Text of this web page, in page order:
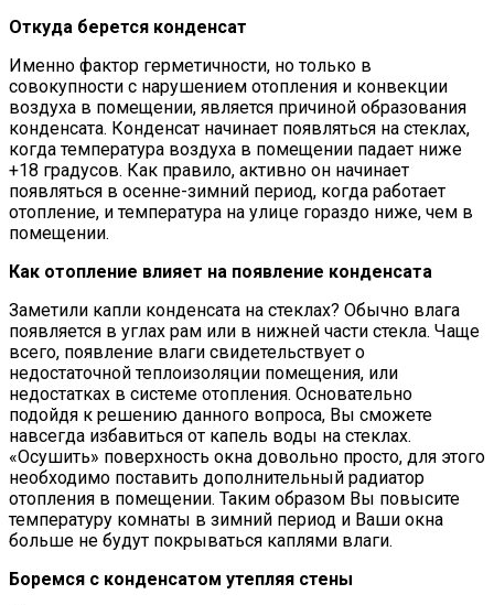
Откуда берется конденсат
Именно фактор герметичности, но только в
совокупности с нарушением отопления и конвекции
воздуха в помещении, является причиной образования
конденсата. Конденсат начинает появляться на стеклах,
когда температура воздуха в помещении падает ниже
+18 градусов. Как правило, активно он начинает
появляться в осенне-зимний период, когда работает
отопление, и температура на улице гораздо ниже, чем в
помещении.
Как отопление влияет на появление конденсата
Заметили капли конденсата на стеклах? Обычно влага
появляется в углах рам или в нижней части стекла. Чаще
всего, появление влаги свидетельствует о
недостаточной теплоизоляции помещения, или
недостатках в системе отопления. Основательно
подойдя к решению данного вопроса, Вы сможете
навсегда избавиться от капель воды на стеклах.
«Осушить» поверхность окна довольно просто, для этого
необходимо поставить дополнительный радиатор
отопления в помещении. Таким образом Вы повысите
температуру комнаты в зимний период и Ваши окна
больше не будут покрываться каплями влаги.
Боремся с конденсатом утепляя стены